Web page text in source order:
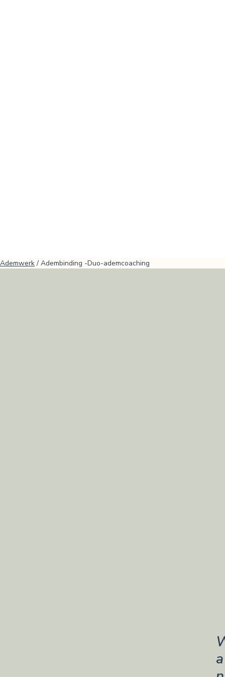
Ademwerk / Adembinding -Duo-ademcoaching
a